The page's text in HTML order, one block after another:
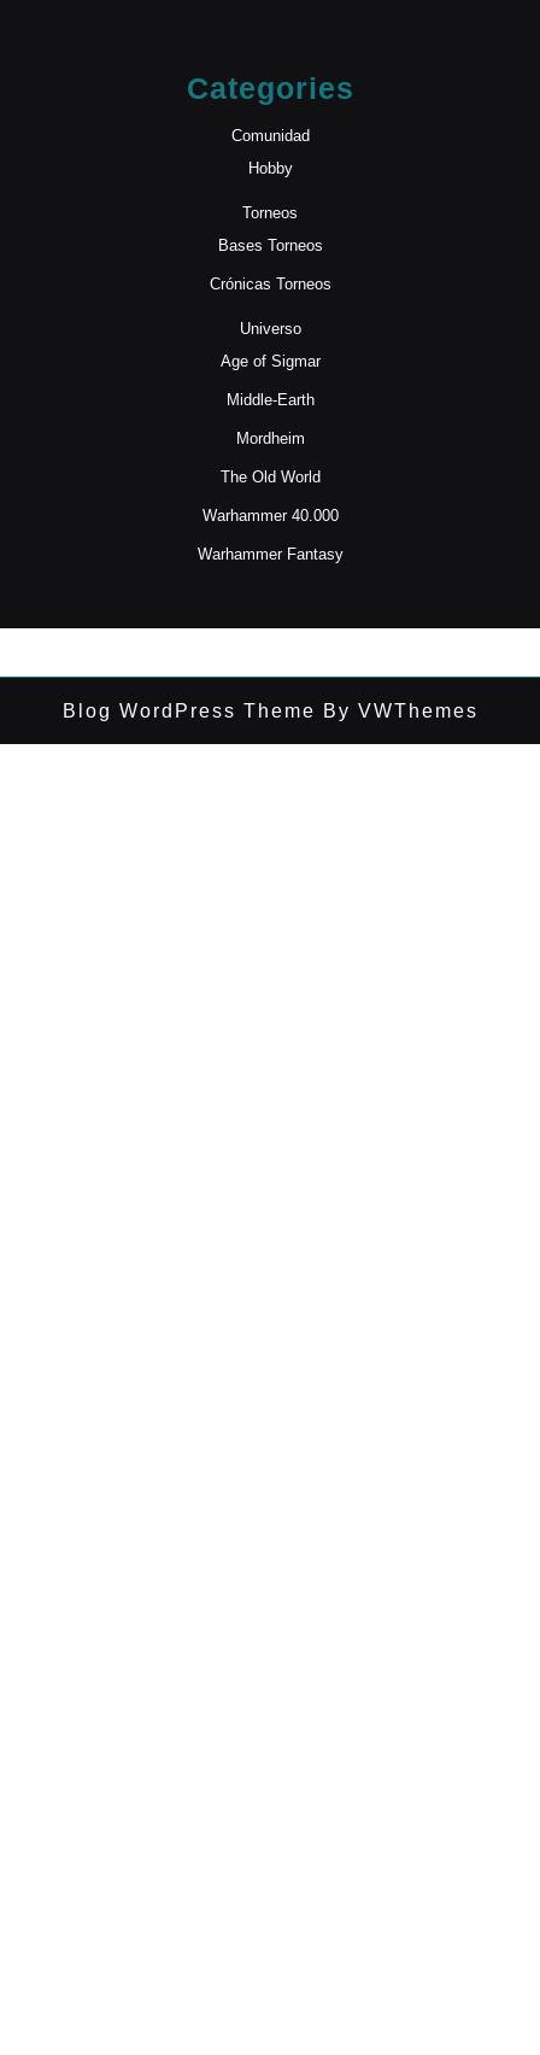
Categories
Comunidad
Hobby
Torneos
Bases Torneos
Crónicas Torneos
Universo
Age of Sigmar
Middle-Earth
Mordheim
The Old World
Warhammer 40.000
Warhammer Fantasy
Blog WordPress Theme By VWThemes